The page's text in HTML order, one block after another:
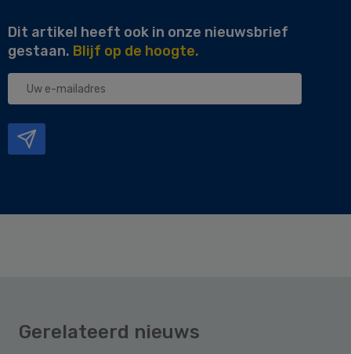
Dit artikel heeft ook in onze nieuwsbrief
gestaan. Blijf op de hoogte.
Uw
Gerelateerd nieuws